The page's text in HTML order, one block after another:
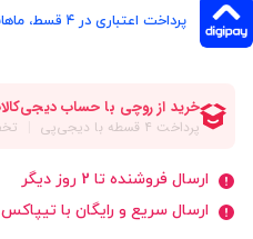
پرداخت اعتباری در ۴ قسط، ماهانه 1,506,000 تومان
ارسال فروشنده تا 2 روز دیگر
ارسال سریع و رایگان با تیپاکس